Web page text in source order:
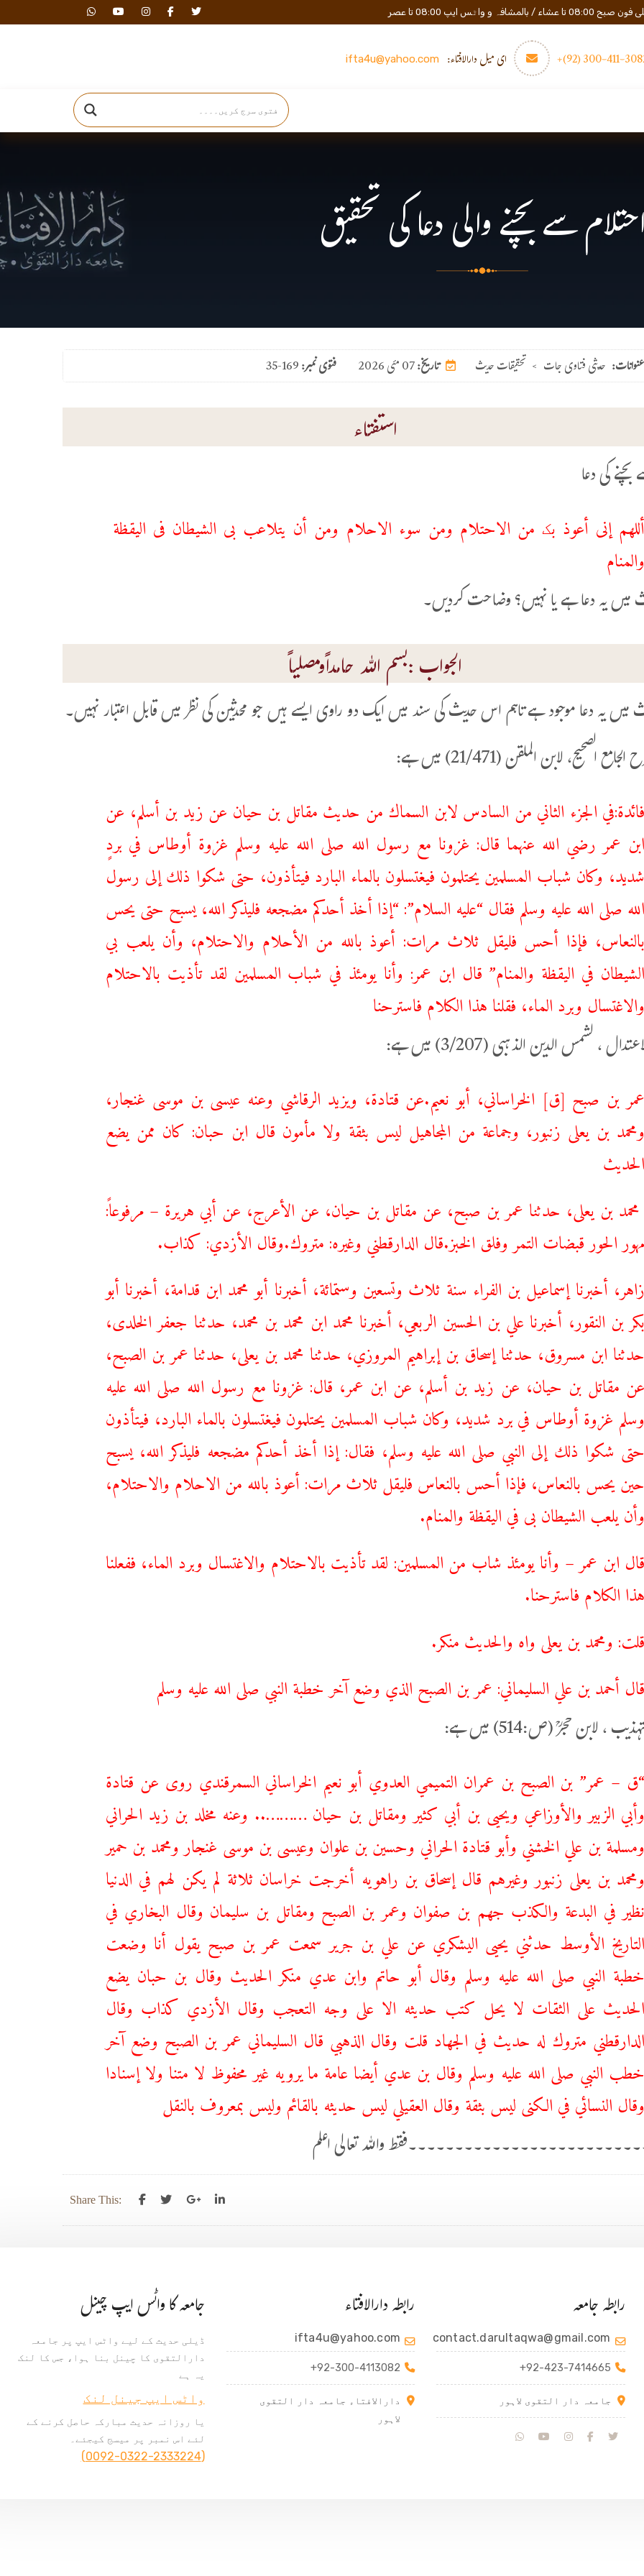
و واٹس ایپ 08:00 تا عصر
3082-411- ای میل دارالافتاء: ifta4u@yahoo.com
احتلام سے بچنے والی دعا کی تحقیق
فتوی نمبر:35-169 تاریخ:07 مئی 2026 عنوانات: حدیثی فتاوی جات > تحقیقات حدیث
استفتاء
کی دعا
أللهم إنی أعوذ بک من الاحتلام ومن سوء الاحلام ومن أن یتلاعب بی الشیطان فی الیقظة
والمنام
میں یہ دعا ہے یا نہیں؟ وضاحت کردیں۔
الجواب :بسم اللہ حامداًومصلیاً
یہ دعا موجود ہے تاہم اس حدیث کی سند میں ایک دو راوی ایسے ہیں جو محدثین کی نظر میں قابل اعتبار نہیں۔
الصحیح، لابن الملقن (21/471) میں ہے:
فائدة:في الجزء الثاني من السادس ‌لابن ‌السماك ‌من ‌حديث مقاتل بن حيان عن زيد بن أسلم، عن
ابن عمر رضي الله عنهما قال: غزونا مع رسول الله صلى الله عليه وسلم غزوة أوطاس في بردٍ
شديد، وكان شباب المسلمين يحتلمون فيغتسلون بالماء البارد فيتأذون، حتى شكوا ذلك إلى رسول
الله صلى الله عليه وسلم فقال “عليه السلام”: “إذا أخذ أحدكم مضجعه فليذكر الله، يسبح حتى يحس
بالنعاس، فإذا أحس فليقل ثلاث مرات: أعوذ بالله من الأحلام والاحتلام، وأن يلعب بي
الشيطان في اليقظة والمنام” قال ابن عمر: وأنا يومئذ في شباب المسلمين لقد تأذيت بالاحتلام
والاغتسال وبرد الماء، فقلنا هذا الكلام فاسترحنا
، لشمس الدین الذہبی (3/207) میں ہے:
عمر ‌بن ‌صبح [ق] الخراساني، أبو نعيم.عن قتادة، ويزيد الرقاشي وعنه عيسى بن موسى غنجار،
ومحمد بن يعلى زنبور، وجماعة من المجاهيل ليس بثقة ولا مأمون قال ابن حبان: كان ممن يضع
الحديث
محمد بن يعلى، حدثنا عمر بن صبح، عن مقاتل بن حيان، عن الأعرج، عن أبي هريرة – مرفوعاً:
مهور الحور قبضات التمر وفلق الخبز.قال الدارقطني وغيره: متروك.وقال الأزدي: كذاب.
زاهر، أخبرنا إسماعيل بن الفراء سنة ثلاث وتسعين وستمائة، أخبرنا أبو محمد ابن قدامة، أخبرنا أبو
بكر بن النقور، أخبرنا علي بن الحسين الربعي، أخبرنا محمد ابن محمد بن محمد، حدثنا جعفر الخلدى،
حدثنا ابن مسروق، حدثنا إسحاق بن إبراهيم المروزي، حدثنا محمد بن يعلى، حدثنا عمر بن الصبح،
عن مقاتل بن حيان، عن زيد بن أسلم، عن ابن عمر، قال: غزونا مع رسول الله صلى الله عليه
وسلم غزوة أوطاس في برد شديد، وكان شباب المسلمين يحتلمون فيغتسلون بالماء البارد، فيتأذون
حتى شكوا ذلك إلى النبي صلى الله عليه وسلم، فقال: إذا أخذ أحدكم مضجعه فليذكر الله، يسبح
حين يحس بالنعاس، فإذا أحس بالنعاس فليقل ثلاث مرات: أعوذ بالله من الاحلام والاحتلام،
وأن يلعب الشيطان بى في اليقظة والمنام.
قال ابن عمر – وأنا يومئذ شاب من المسلمين: لقد تأذيت بالاحتلام والاغتسال وبرد الماء، ففعلنا
هذا الكلام فاسترحنا.
قلت: ومحمد بن يعلى واه والحديث منكر.
قال أحمد بن علي السليماني: عمر بن الصبح الذي وضع آخر خطبة النبي صلى الله عليه وسلم
، لابن حجرؒ (ص:514) میں ہے:
“ق – عمر” بن الصبح بن عمران التميمي العدوي أبو نعيم الخراساني السمرقندي روى عن قتادة
وأبي الزبير والأوزاعي ويحيى بن أبي كثير ومقاتل بن حيان ……….. وعنه مخلد بن زيد الحراني
ومسلمة بن علي الخشني وأبو قتادة الحراني وحسين بن علوان وعيسى بن موسى غنجار ومحمد بن حمير
ومحمد بن يعلى زنبور وغيرهم قال إسحاق بن راهويه أخرجت خراسان ثلاثة لم يكن لهم في الدنيا
نظير في البدعة والكذب جهم بن صفوان وعمر بن الصبح ومقاتل بن سليمان وقال البخاري في
التاريخ الأوسط حدثني يحيى اليشكري عن علي بن جرير سمعت ‌عمر ‌بن ‌صبح يقول أنا وضعت
خطبة النبي صلى الله عليه وسلم وقال أبو حاتم وابن عدي منكر الحديث وقال بن حبان يضع
الحديث على الثقات لا يحل كتب حديثه الا على وجه التعجب وقال الأزدي كذاب وقال
الدارقطني متروك له حديث في الجهاد قلت وقال الذهبي قال السليماني عمر بن الصبح وضع آخر
خطب النبي صلى الله عليه وسلم وقال بن عدي أيضا عامة ما يرويه غير محفوظ لا متنا ولا إسنادا
وقال النسائي في الكنى ليس بثقة وقال العقيلي ليس حديثه بالقائم وليس بمعروف بالنقل
واللہ تعالی اعلم
Share This:
رابطہ جامعہ
contact.darultaqwa@gmail.com
+92-423-7414665
جامعہ دار التقوی لاہور
رابطہ دارالافتاء
ifta4u@yahoo.com
+92-300-4113082
دارالافتاء جامعہ دار التقوی
لاہور
جامعہ کا واٹس ایپ چینل
ڈیلی حدیث کے لیے واٹس ایپ پر جامعہ
دارالتقوی کا چینل بنا ہوا، جس کا لنک
یہ ہے
واٹس ایپ جینل لنک
یا روزانہ حدیث مبارکہ حاصل کرنے کے
لئے اس نمبر پر میسج کیجئے۔
(0092-0322-2333224)